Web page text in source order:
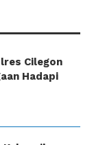
Cilegon
Hadapi